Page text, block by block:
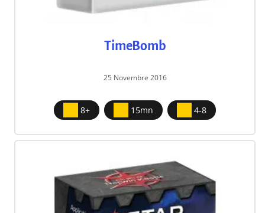
TimeBomb
25 Novembre 2016
8+ 15mn 4-8